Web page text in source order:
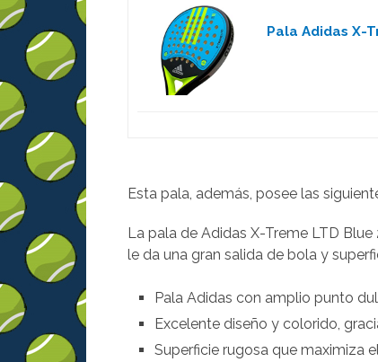
Pala Adidas X-
Esta pala, además, posee las
La pala de Adidas X-Treme LTD
le da una gran salida de bola y
Pala Adidas con amplio punto
Excelente diseño y colorido,
Superficie rugosa que maximiza